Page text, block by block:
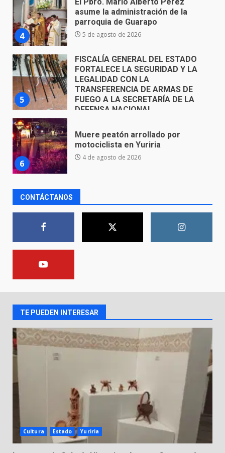
5
FORTALECE LA SEGURIDAD Y LA
LEGALIDAD CON LA
TRANSFERENCIA DE ARMAS DE
FUEGO A LA SECRETARÍA DE LA
5 de agosto de 2026
6
Muere peatón arrollado por
motociclista en Yuriria
4 de agosto de 2026
7
Valle de Santiago despide a
José Antonio Villanueva
Cárdenas, “El Puma”
3 de agosto de 2026
7 de agosto de 2026
2
Los Pastores: tradición que
resiste al paso del tiempo
6 de agosto de 2026
4
El Pbro. Mario Alberto Pérez
asume la administración de la
parroquia de Guarapo
5 de agosto de 2026
FISCALÍA GENERAL DEL ESTADO
CONTÁCTANOS
TE PUEDEN INTERESAR
Cultura Estado Yuriria